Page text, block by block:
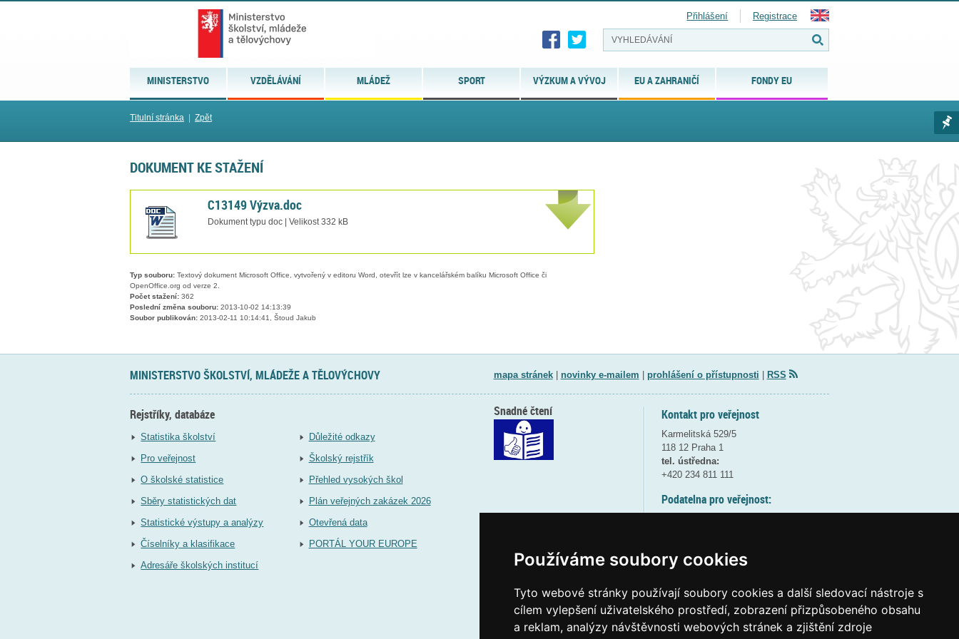
Používáme soubory cookies
Tyto webové stránky používají soubory cookies a další sledovací nástroje s
cílem vylepšení uživatelského prostředí, zobrazení přizpůsobeného obsahu
a reklam, analýzy návštěvnosti webových stránek a zjištění zdroje
MINISTERSTVO VZDĚLÁVÁNÍ MLÁDEŽ SPORT VÝZKUM A VÝVOJ EU A ZAHRANIČÍ FONDY EU
Přihlášení Registrace
Titulní stránka Zpět
DOKUMENT KE STAŽENÍ
C13149 Výzva.doc
Dokument typu doc | Velikost 332 kB
Typ souboru: Textový dokument Microsoft Office, vytvořený v editoru Word, otevřít lze v kancelářském balíku Microsoft Office či
OpenOffice.org od verze 2.
Počet stažení: 362
Poslední změna souboru: 2013-10-02 14:13:39
Soubor publikován: 2013-02-11 10:14:41, Štoud Jakub
MINISTERSTVO ŠKOLSTVÍ, MLÁDEŽE A TĚLOVÝCHOVY mapa stránek| novinky e-mailem prohlášení o přístupnosti RSS
Rejstříky, databáze
Statistika školství
Pro veřejnost
O školské statistice
Sběry statistických dat
Statistické výstupy a analýzy
Číselníky a klasifikace
Adresáře školských institucí
Důležité odkazy
Školský rejstřík
Přehled vysokých škol
Plán veřejných zakázek 2026
Otevřená data
PORTÁL YOUR EUROPE
Kontakt pro veřejnost
Karmelitská 529/5
118 12 Praha 1
tel. ústředna:
+420 234 811 111
Podatelna pro veřejnost:
(více informací
Elektronická podatelna:
posta@msmtgov cz
Snadné čtení